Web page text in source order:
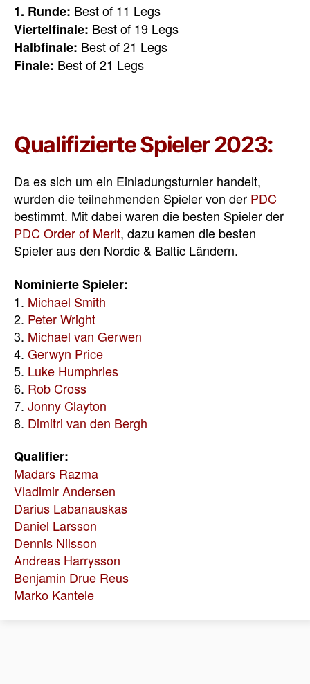
1. Runde: Best of 11 Legs
Viertelfinale: Best of 19 Legs
Halbfinale: Best of 21 Legs
Finale: Best of 21 Legs
Qualifizierte Spieler 2023:
Da es sich um ein Einladungsturnier handelt,
wurden die teilnehmenden Spieler von der PDC
bestimmt. Mit dabei waren die besten Spieler der
PDC Order of Merit, dazu kamen die besten
Spieler aus den Nordic & Baltic Ländern.
Nominierte Spieler:
1. Michael Smith
2. Peter Wright
3. Michael van Gerwen
4. Gerwyn Price
5. Luke Humphries
6. Rob Cross
7. Jonny Clayton
8. Dimitri van den Bergh
Qualifier:
Madars Razma
Vladimir Andersen
Darius Labanauskas
Daniel Larsson
Dennis Nilsson
Andreas Harrysson
Benjamin Drue Reus
Marko Kantele